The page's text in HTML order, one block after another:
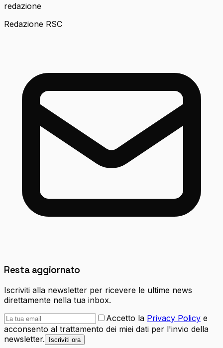
redazione
Redazione RSC
Resta aggiornato
Iscriviti alla newsletter per ricevere le ultime news
direttamente nella tua inbox.
Accetto la Privacy Policy e
acconsento al trattamento dei miei dati per l'invio della
newsletter.
Iscriviti ora